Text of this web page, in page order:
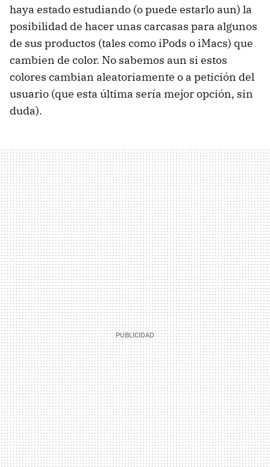
haya estado estudiando (o puede estarlo aun) la
posibilidad de hacer unas carcasas para algunos
de sus productos (tales como iPods o iMacs) que
cambien de color. No sabemos aun si estos
colores cambian aleatoriamente o a petición del
usuario (que esta última sería mejor opción, sin
duda).